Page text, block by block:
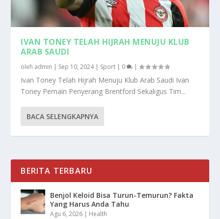
IVAN TONEY TELAH HIJRAH MENUJU KLUB
ARAB SAUDI
oleh admin | Sep 10, 2024| Sport | 0 |
Ivan Toney Telah Hijrah Menuju Klub Arab Saudi Ivan
Toney Pemain Penyerang Brentford Sekaligus Tim...
BACA SELENGKAPNYA
BERITA TERBARU
Benjol Keloid Bisa Turun-Temurun? Fakta
Yang Harus Anda Tahu
Agu 6, 2026 | Health